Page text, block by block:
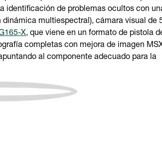
identificación de problemas ocultos con
dinámica multiespectral), cámara visual de
X, que viene en un formato de pistola
completas con mejora de imagen
al componente adecuado para la